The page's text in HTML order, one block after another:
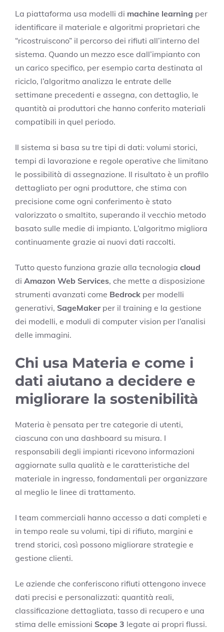
La piattaforma usa modelli di machine learning per
identificare il materiale e algoritmi proprietari che
“ricostruiscono” il percorso dei rifiuti all’interno del
sistema. Quando un mezzo esce dall’impianto con
un carico specifico, per esempio carta destinata al
riciclo, l’algoritmo analizza le entrate delle
settimane precedenti e assegna, con dettaglio, le
quantità ai produttori che hanno conferito materiali
compatibili in quel periodo.
Il sistema si basa su tre tipi di dati: volumi storici,
tempi di lavorazione e regole operative che limitano
le possibilità di assegnazione. Il risultato è un profilo
dettagliato per ogni produttore, che stima con
precisione come ogni conferimento è stato
valorizzato o smaltito, superando il vecchio metodo
basato sulle medie di impianto. L’algoritmo migliora
continuamente grazie ai nuovi dati raccolti.
Tutto questo funziona grazie alla tecnologia cloud
di Amazon Web Services, che mette a disposizione
strumenti avanzati come Bedrock per modelli
generativi, SageMakerper il training e la gestione
dei modelli, e moduli di computer vision per l’analisi
delle immagini.
Chi usa Materia e come i
dati aiutano a decidere e
migliorare la sostenibilità
Materia è pensata per tre categorie di utenti,
ciascuna con una dashboard su misura. I
responsabili degli impianti ricevono informazioni
aggiornate sulla qualità e le caratteristiche del
materiale in ingresso, fondamentali per organizzare
al meglio le linee di trattamento.
I team commerciali hanno accesso a dati completi e
in tempo reale su volumi, tipi di rifiuto, margini e
trend storici, così possono migliorare strategie e
gestione clienti.
Le aziende che conferiscono rifiuti ottengono invece
dati precisi e personalizzati: quantità reali,
classificazione dettagliata, tasso di recupero e una
stima delle emissioni Scope 3 legate ai propri flussi.